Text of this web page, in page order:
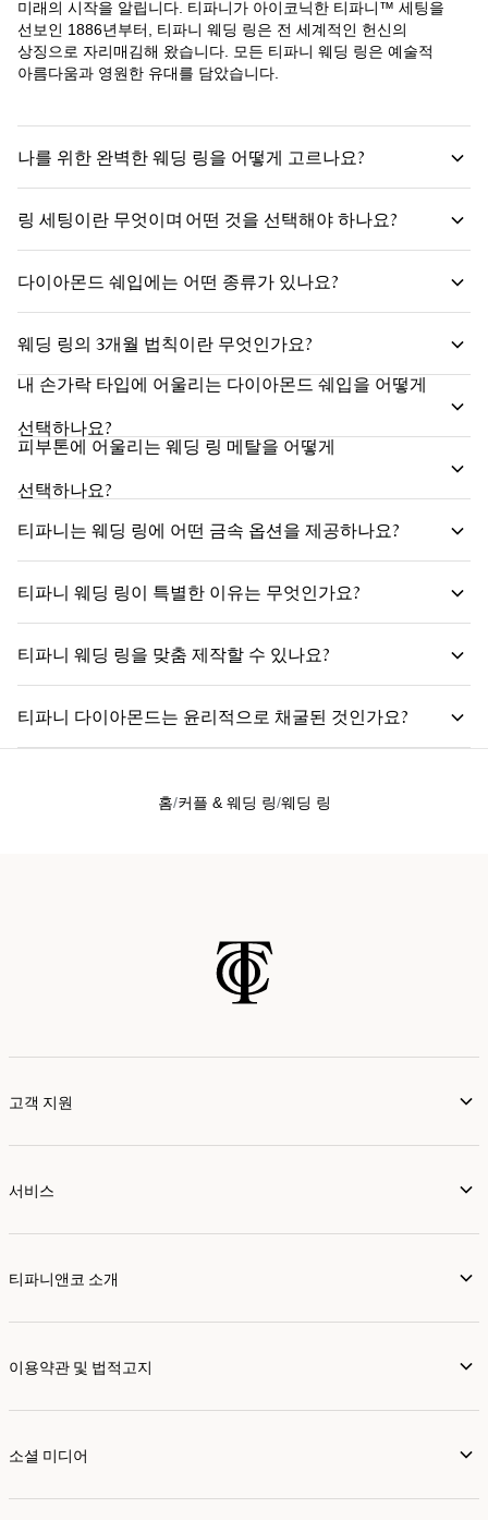
미래의 시작을 알립니다. 티파니가 아이코닉한 티파니™ 세팅을
선보인 1886년부터, 티파니 웨딩 링은 전 세계적인 헌신의
상징으로 자리매김해 왔습니다. 모든 티파니 웨딩 링은 예술적
아름다움과 영원한 유대를 담았습니다.
나를 위한 완벽한 웨딩 링을 어떻게 고르나요?
링 세팅이란 무엇이며 어떤 것을 선택해야 하나요?
유명한 세팅
다이아몬드 쉐입에는 어떤 종류가 있나요?
웨딩 링의 3개월 법칙이란 무엇인가요?
내 손가락 타입에 어울리는 다이아몬드 쉐입을 어떻게
선택하나요?
티파니 다이아몬드 쉐입을 살펴보고
피부톤에 어울리는 웨딩 링 메탈을 어떻게
선택하나요?
티파니는 웨딩 링에 어떤 금속 옵션을 제공하나요?
티파니 웨딩 링이 특별한 이유는 무엇인가요?
티파니 웨딩 링을 맞춤 제작할 수 있나요?
티파니 다이아몬드는 윤리적으로 채굴된 것인가요?
홈 커플 & 웨딩 링 웨딩 링
고객 지원
서비스
티파니앤코 소개
이용약관 및 법적고지
소셜 미디어